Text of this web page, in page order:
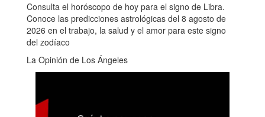
Consulta el horóscopo de hoy para el signo de Libra.
Conoce las predicciones astrológicas del 8 agosto de
2026 en el trabajo, la salud y el amor para este signo
del zodíaco
La Opinión de Los Ángeles